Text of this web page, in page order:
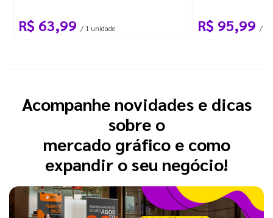
R$ 63,99 / 1 unidade R$ 95,99 / 10
Acompanhe novidades e dicas
sobre o
mercado gráfico e como
expandir o seu negócio!